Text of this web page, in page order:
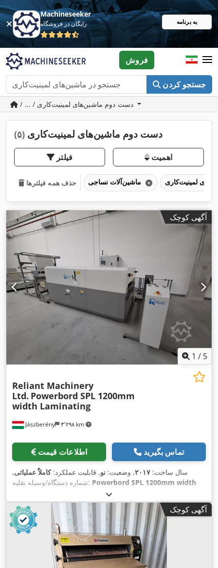
Machineseeker
رایگان در فروشگاه به برنامه
جستجو کردن
فروش
دست دوم ماشین‌های لمینیت‌کاری (۵)
فیلتر اهمیت
حذف همه فیلترها
آگهی کوچک
1 / 5
Jászberény ۳٬۲۹۸ km
Reliant Machinery
Ltd. Powerbord SPL 1200mm
width Laminating
اطلاعات قیمت تماس بگیرید
سال ساخت: ۲۰۱۷, وضعیت: نو, قابلیت عملکرد:کاملاً عملیاتی,
شماره دستگاه/وسیله نقلیه: Powerbord SPL 1200mm width
آگهی کوچک